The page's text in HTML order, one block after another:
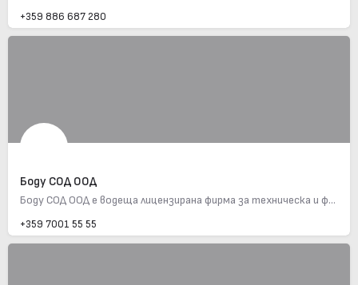
+359 886 687 280
Боду СОД ООД
Боду СОД ООД е водеща лицензирана фирма за техническа и физическа охрана в България. С дългогодишен опит…
+359 7001 55 55